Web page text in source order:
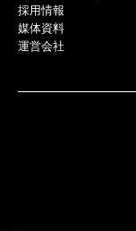
採用情報
媒体資料
運営会社